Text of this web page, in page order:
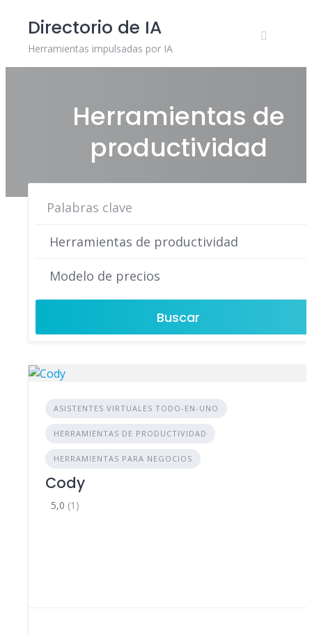
content
Directorio de IA
Herramientas impulsadas por IA
Herramientas de
productividad
Buscar
ASISTENTES VIRTUALES TODO-EN-UNO
HERRAMIENTAS DE PRODUCTIVIDAD
HERRAMIENTAS PARA NEGOCIOS
Cody
5,0 (1)